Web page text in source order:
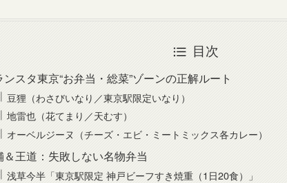
目次
ンスタ東京“お弁当・総菜”ゾーンの正解ルート
豆狸（わさびいなり／東京駅限定いなり）
地雷也（花てまり／天むす）
オーベルジーヌ（チーズ・エビ・ミートミックス各カレー）
＆王道：失敗しない名物弁当
浅草今半「東京駅限定 神戸ビーフすき焼重（1日20食）」